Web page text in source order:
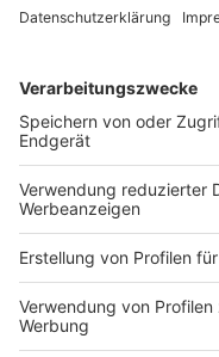
einer der reichsten
DEINE GEMERKTEN
Du hast dir noch